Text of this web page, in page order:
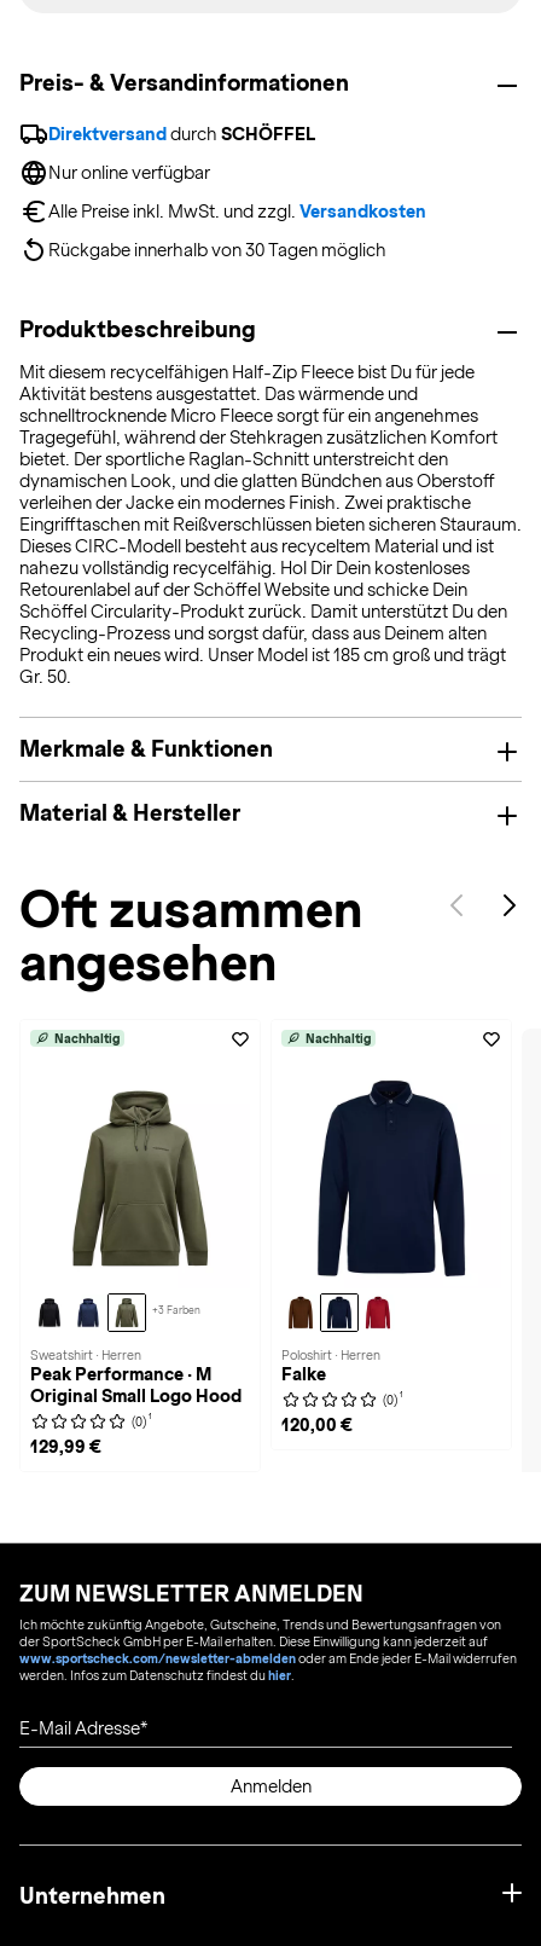
Preis- & Versandinformationen
Direktversand durch SCHÖFFEL
Nur online verfügbar
Alle Preise inkl. MwSt. und zzgl. Versandkosten
Rückgabe innerhalb von 30 Tagen möglich
Produktbeschreibung
Mit diesem recycelfähigen Half-Zip Fleece bist Du für jede
Aktivität bestens ausgestattet. Das wärmende und
schnelltrocknende Micro Fleece sorgt für ein angenehmes
Tragegefühl, während der Stehkragen zusätzlichen Komfort
bietet. Der sportliche Raglan-Schnitt unterstreicht den
dynamischen Look, und die glatten Bündchen aus Oberstoff
verleihen der Jacke ein modernes Finish. Zwei praktische
Eingrifftaschen mit Reißverschlüssen bieten sicheren Stauraum.
Dieses CIRC-Modell besteht aus recyceltem Material und ist
nahezu vollständig recycelfähig. Hol Dir Dein kostenloses
Retourenlabel auf der Schöffel Website und schicke Dein
Schöffel Circularity-Produkt zurück. Damit unterstützt Du den
Recycling-Prozess und sorgst dafür, dass aus Deinem alten
Produkt ein neues wird. Unser Model ist 185 cm groß und trägt
Gr. 50.
Merkmale & Funktionen
Material & Hersteller
Oft zusammen
angesehen
Nachhaltig
+3 Farben
Sweatshirt · Herren
Peak Performance · M
Original Small Logo Hood
(0) 1
129,99 €
Nachhaltig
Poloshirt · Herren
Falke
(0) 1
120,00 €
ZUM NEWSLETTER ANMELDEN
Ich möchte zukünftig Angebote, Gutscheine, Trends und Bewertungsanfragen von
der SportScheck GmbH per E-Mail erhalten. Diese Einwilligung kann jederzeit auf
www.sportscheck.com/newsletter-abmeldenoder am Ende jeder E-Mail widerrufen
werden. Infos zum Datenschutz findest duhier
E-Mail Adresse
Anmelden
Unternehmen